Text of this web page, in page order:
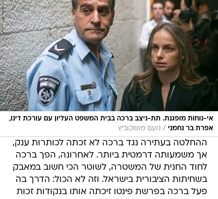
אי-נוחות מופגנת. תת-ניצב ברכה בבית המשפט העליון עם עורכת דינו,
אפרת בר נחמני / נועם מושקוביץ
ההחלטה בעתירה נגד ברכה לא זכתה לכותרות ענק,
אך משמעותה דרמטית ביותר. לאחרונה, הפך ברכה
לחוד החנית של המשטרה, לשוטר הכי חשוב במאבק
בשחיתות הציבורית בישראל. וזה לא הכול: הדרך בה
פעל ברכה בפרשת פינטו זיכתה אותו בנקודות זכות